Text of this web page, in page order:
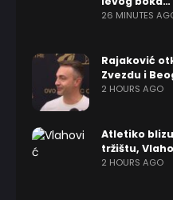
26 MINUTES
Rajaković
Zvezdu i
2 HOURS AGO
Atletiko
tržištu,
2 HOURS AGO